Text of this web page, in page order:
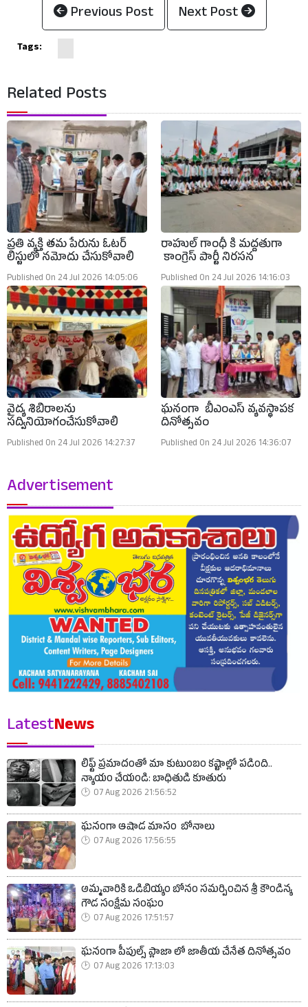
Previous Post Next Post
Tags:
Related Posts
ప్రతి వ్యక్తి తమ పేరును ఓటర్
లిస్టులో నమోదు చేసుకోవాలి
Published On 24 Jul 2026 14:05:06
రాహుల్ గాంధీ కి మద్దతుగా
కాంగ్రెస్ పార్టీ నిరసన
Published On 24 Jul 2026 14:16:03
వైద్య శిబిరాలను
సద్వినియోగంచేసుకోవాలి
Published On 24 Jul 2026 14:27:37
ఘనంగా బీఎంఎస్ వ్యవస్థాపక
దినోత్సవం
Published On 24 Jul 2026 14:36:07
Advertisement
LatestNews
లిఫ్ట్ ప్రమాదంతో మా కుటుంబం కష్టాల్లో పడింది..
న్యాయం చేయండి: బాధితుడి కూతురు
07 Aug 2026 21:56:52
ఘనంగా ఆషాడ మాసం బోనాలు
07 Aug 2026 17:56:55
అమ్మవారికి ఒడిబియ్యం బోనం సమర్పించిన శ్రీ కౌండిన్య
గౌడ సంక్షేమ సంఘం
07 Aug 2026 17:51:57
ఘనంగా పీపుల్స్ ప్లాజా లో జాతీయ చేనేత దినోత్సవం
07 Aug 2026 17:13:03